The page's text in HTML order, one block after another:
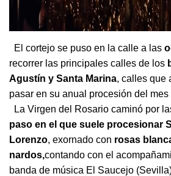
El cortejo se puso en la calle a las
recorrer las principales calles de los
Agustín y Santa Marina, calles que
pasar en su anual procesión del mes
La Virgen del Rosario caminó por
paso en el que suele procesionar
Lorenzo, exornado con rosas
nardos,contando con el
banda de música El Saucejo